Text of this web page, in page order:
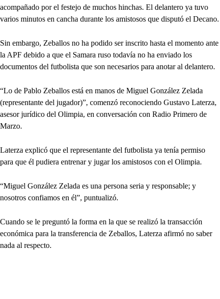
acompañado por el festejo de muchos hinchas. El delantero ya tuvo
varios minutos en cancha durante los amistosos que disputó el Decano.
Sin embargo, Zeballos no ha podido ser inscrito hasta el momento ante
la APF debido a que el Samara ruso todavía no ha enviado los
documentos del futbolista que son necesarios para anotar al delantero.
“Lo de Pablo Zeballos está en manos de Miguel González Zelada
(representante del jugador)”, comenzó reconociendo Gustavo Laterza,
asesor jurídico del Olimpia, en conversación con Radio Primero de
Marzo.
Laterza explicó que el representante del futbolista ya tenía permiso
para que él pudiera entrenar y jugar los amistosos con el Olimpia.
“Miguel González Zelada es una persona seria y responsable; y
nosotros confiamos en él”, puntualizó.
Cuando se le preguntó la forma en la que se realizó la transacción
económica para la transferencia de Zeballos, Laterza afirmó no saber
nada al respecto.